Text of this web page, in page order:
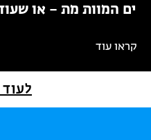
ים המוות מת – או
קראו עוד